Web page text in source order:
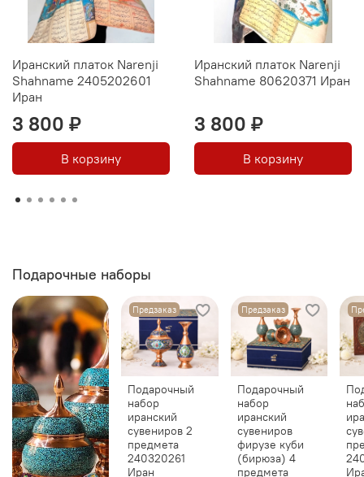
Иранский платок Narenji
Shahname 2405202601
Иран
3 800 ₽
В корзину
Иранский платок Narenji
Shahname 80620371 Иран
3 800 ₽
В корзину
Подарочные наборы
Предзаказ
Подарочный
набор
иранский
сувениров 2
предмета
240320261
Иран
Предзаказ
Подарочный
набор
иранский
сувениров
фирузе куби
(бирюза) 4
предмета